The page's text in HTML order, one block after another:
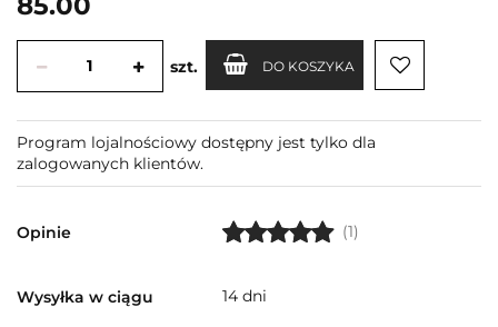
szt. DO KOSZYKA
Program lojalnościowy dostępny jest tylko dla
zalogowanych klientów.
Opinie (1)
Wysyłka w ciągu 14 dni